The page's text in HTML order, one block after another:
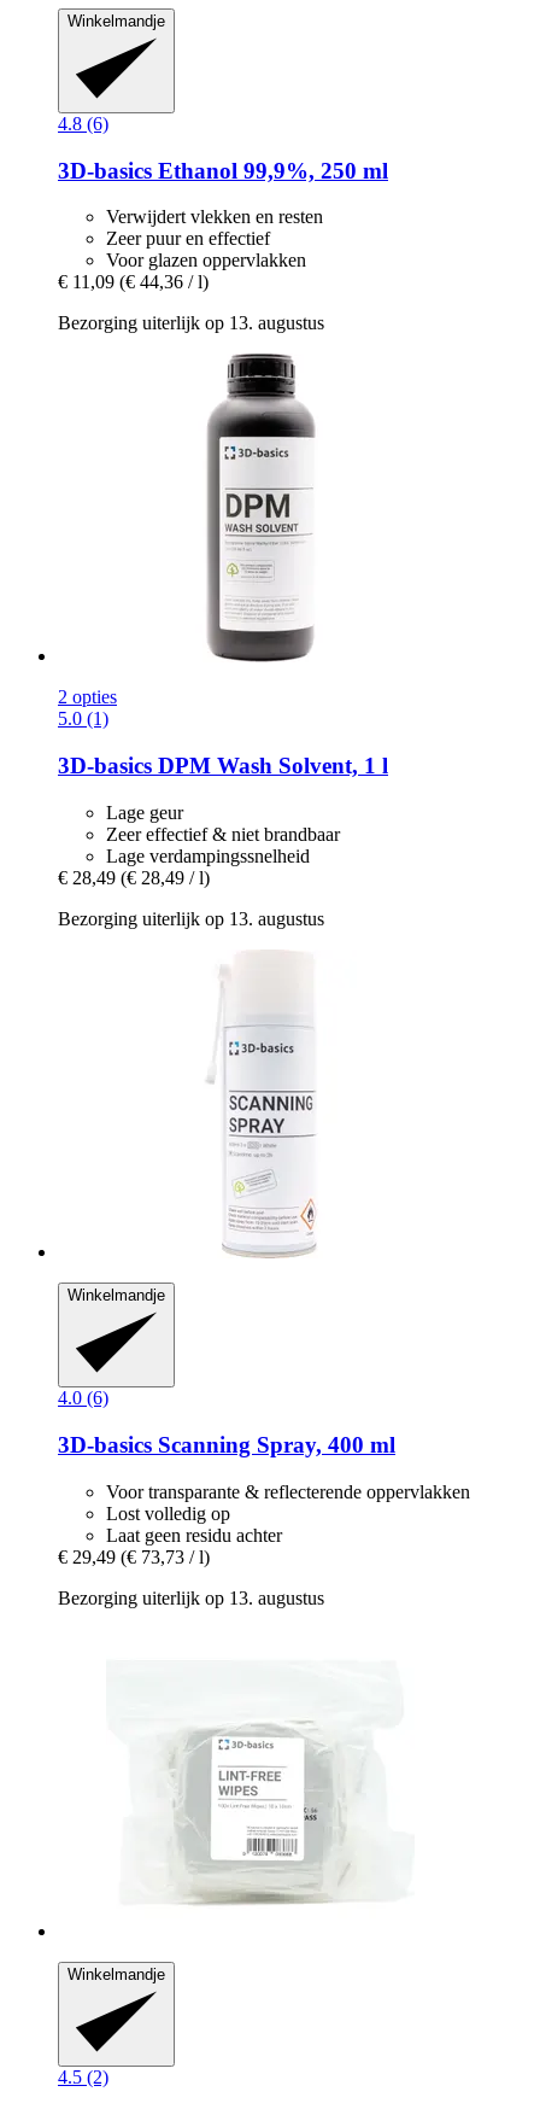
Winkelmandje
4.8 (6)
3D-basics Ethanol 99,9%, 250 ml
Verwijdert vlekken en resten
Zeer puur en effectief
Voor glazen oppervlakken
€ 11,09 (€ 44,36 / l)
Bezorging uiterlijk op 13. augustus
2 opties
5.0 (1)
3D-basics DPM Wash Solvent, 1 l
Lage geur
Zeer effectief & niet brandbaar
Lage verdampingssnelheid
€ 28,49 (€ 28,49 / l)
Bezorging uiterlijk op 13. augustus
Winkelmandje
4.0 (6)
3D-basics Scanning Spray, 400 ml
Voor transparante & reflecterende oppervlakken
Lost volledig op
Laat geen residu achter
€ 29,49 (€ 73,73 / l)
Bezorging uiterlijk op 13. augustus
Winkelmandje
4.5 (2)